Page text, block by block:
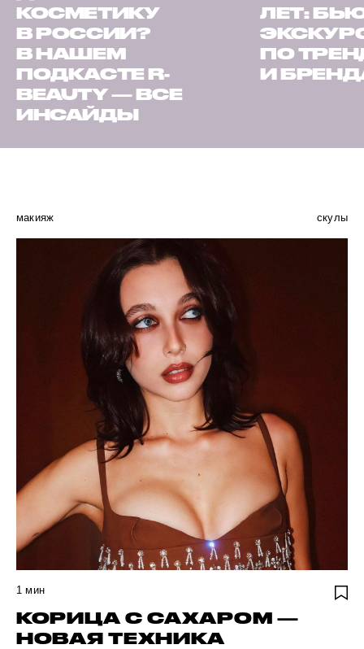
КОСМЕТИКУ
В РОССИИ?
В НАШЕМ
ПОДКАСТЕ R-
BEAUTY — ВСЕ
ИНСАЙДЫ
ЛЕТ:
ПО
И
макияж скулы
1 мин
КОРИЦА С САХАРОМ —
НОВАЯ ТЕХНИКА